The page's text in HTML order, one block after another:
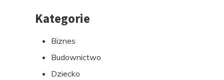
PrzejdźKategorie
Biznes
Budownictwo
Dziecko